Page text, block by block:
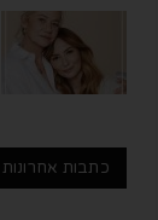
כתבות אחרונות